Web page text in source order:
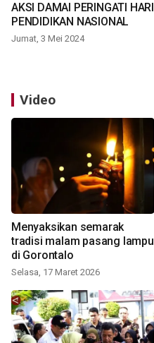
AKSI DAMAI PERINGATI HARI
PENDIDIKAN NASIONAL
Jumat, 3 Mei 2024
Video
Menyaksikan semarak
tradisi malam pasang lampu
di Gorontalo
Selasa, 17 Maret 2026